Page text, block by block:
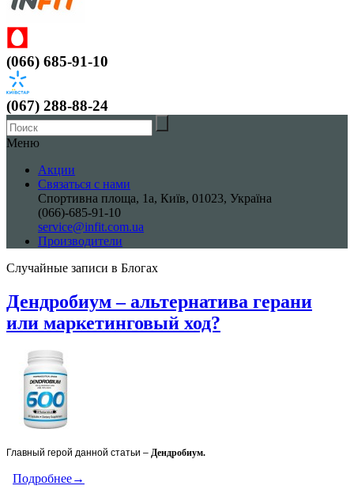
(066) 685-91-10
(067) 288-88-24
Меню
Акции
Связаться с нами
Спортивна площа, 1a, Київ, 01023, Україна
(066)-685-91-10
service@infit.com.ua
Производители
Случайные записи в Блогах
Дендробиум – альтернатива герани
или маркетинговый ход?
Главный герой данной статьи – Дендробиум.
Подробнее→